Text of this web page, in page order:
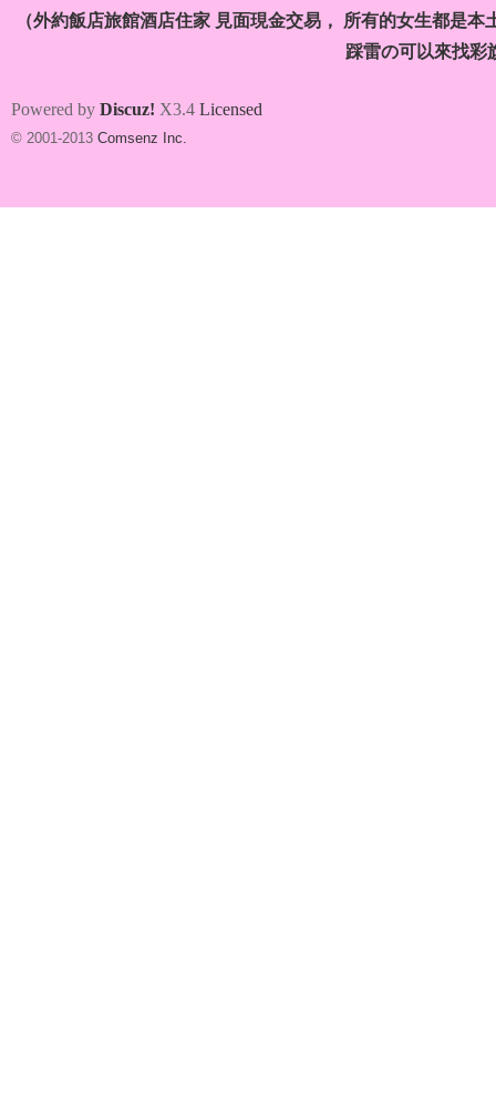
（外約飯店旅館酒店住家 見面現金交易， 所有的女生都是
踩雷の可以來找彩
Powered by Discuz! X3.4 Licensed
© 2001-2013 Comsenz Inc.